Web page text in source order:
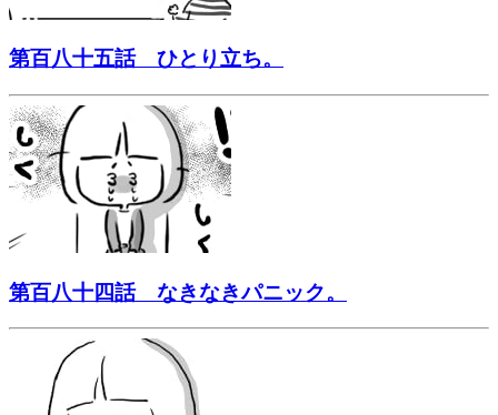
第百八十五話 ひとり立ち。
第百八十四話 なきなきパニック。